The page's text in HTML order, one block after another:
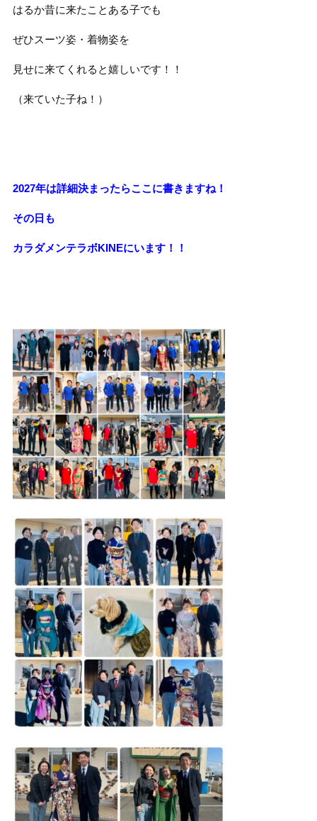
はるか昔に来たことある子でも
ぜひスーツ姿・着物姿を
見せに来てくれると嬉しいです！！
（来ていた子ね！）
2027年は詳細決まったらここに書きますね！
その日も
カラダメンテラボKINEにいます！！